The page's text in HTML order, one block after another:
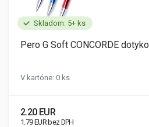
Skladom: 5+ ks
Pero G Soft CONCORDE
V kartóne: 0 ks
2.20 EUR
1.79 EUR bez DPH